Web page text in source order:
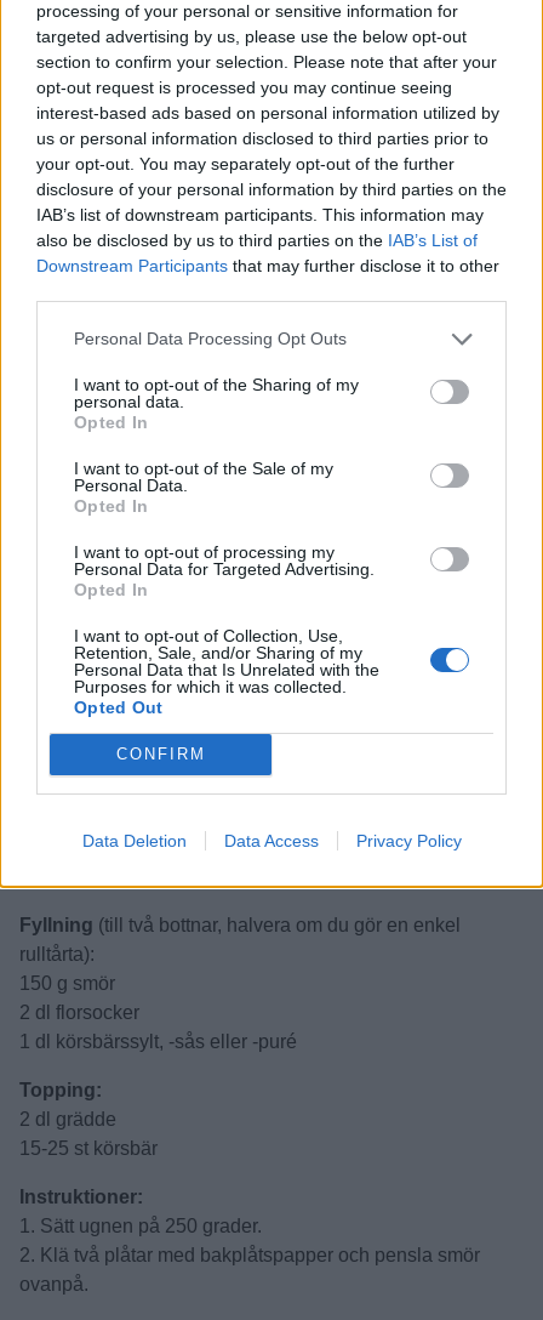
processing of your personal or sensitive information for
targeted advertising by us, please use the below opt-out
section to confirm your selection. Please note that after your
opt-out request is processed you may continue seeing
interest-based ads based on personal information utilized by
us or personal information disclosed to third parties prior to
your opt-out. You may separately opt-out of the further
disclosure of your personal information by third parties on the
IAB’s list of downstream participants. This information may
also be disclosed by us to third parties on the IAB’s List of
Downstream Participants that may further disclose it to other
Personal Data Processing Opt Outs
I want to opt-out of the Sharing of my
personal data.
Opted In
I want to opt-out of the Sale of my
Personal Data.
Opted In
I want to opt-out of processing my
Personal Data for Targeted Advertising.
Opted In
I want to opt-out of Collection, Use,
Retention, Sale, and/or Sharing of my
Personal Data that Is Unrelated with the
Purposes for which it was collected.
Opted Out
CONFIRM
Data Deletion Data Access Privacy Policy
Botten(gör två stycken):
3 st ägg
1½ dl socker
2 dl vetemjöl
1 tsk bakpulver
½ dl vatten, hett
Smör till formen
Fyllning (till två bottnar, halvera om du gör en enkel
rulltårta):
150 g smör
2 dl florsocker
1 dl körsbärssylt, -sås eller -puré
Topping:
2 dl grädde
15-25 st körsbär
Instruktioner:
1. Sätt ugnen på 250 grader.
2. Klä två plåtar med bakplåtspapper och pensla smör
ovanpå.